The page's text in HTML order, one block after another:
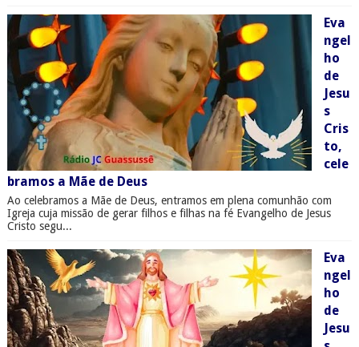
Eva
ngel
ho
de
Jesu
s
Cris
to,
cele
bramos a Mãe de Deus
Ao celebramos a Mãe de Deus, entramos em plena comunhão com
Igreja cuja missão de gerar filhos e filhas na fé Evangelho de Jesus
Cristo segu...
Eva
ngel
ho
de
Jesu